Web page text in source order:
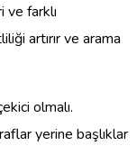
ve farklı
artırır ve arama
olmalı.
yerine başlıklar